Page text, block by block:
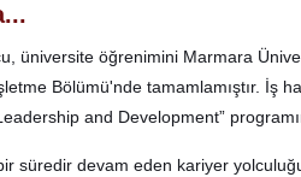
üniversite öğrenimini Marmara
Bölümü'nde tamamlamıştır. İş
and Development”
bir süredir devam eden kariyer